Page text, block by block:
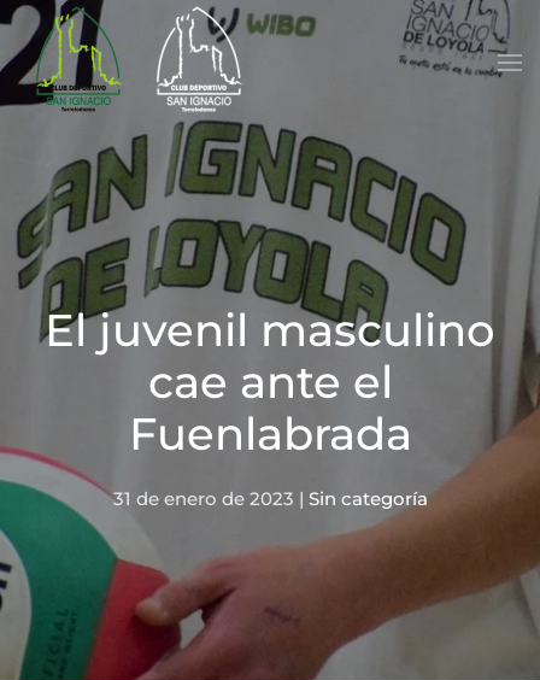
Skip to main content
El juvenil masculino
cae ante el
Fuenlabrada
31 de enero de 2023 | Sin categoría